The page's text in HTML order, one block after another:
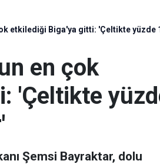
etkilediği Biga'ya gitti: 'Çeltikte yüzde
en çok
'Çeltikte
Şemsi Bayraktar, dolu